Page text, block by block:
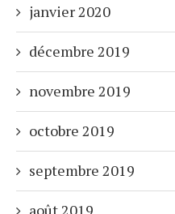
janvier 2020
décembre 2019
novembre 2019
octobre 2019
septembre 2019
août 2019